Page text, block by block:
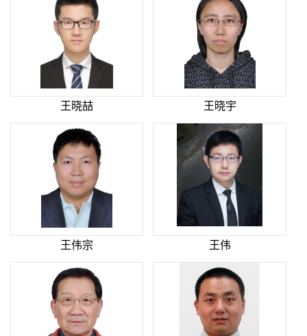
王晓喆 王晓宇
王伟宗 王伟